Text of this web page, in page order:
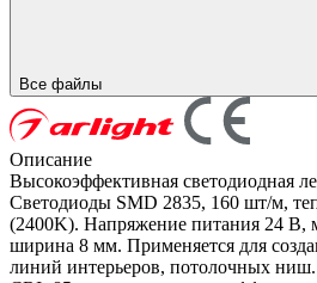
Все файлы
Описание
Высокоэффективная светодиодная
Светодиоды SMD 2835, 160 шт/м,
(2400K). Напряжение питания 24 В,
ширина 8 мм. Применяется для
линий интерьеров, потолочных